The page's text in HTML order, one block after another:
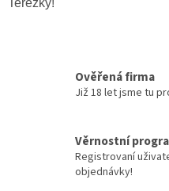
Ověřená firma
Již 18 let jsme tu
Věrnostní
Registrovaní
objednávky!